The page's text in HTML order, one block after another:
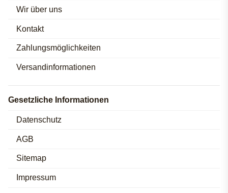
Wir über uns
Kontakt
Zahlungsmöglichkeiten
Versandinformationen
Gesetzliche Informationen
Datenschutz
AGB
Sitemap
Impressum